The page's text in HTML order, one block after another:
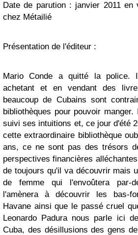
Date de parution : janvier 2011 en
chez Métailié
Présentation de l'éditeur :
Mario Conde a quitté la police.
achetant et en vendant des
beaucoup de Cubains sont
bibliothèques pour pouvoir
suivi ses intuitions et, ce jour d'été
cette extraordinaire bibliothèque
ans, ce ne sont pas des trésors
perspectives financières
de toujours qu'il va découvrir mais
de femme qui l'envoûtera par-
l'amènera à découvrir les bas-
Havane ainsi que le passé cruel
Leonardo Padura nous parle ici
Cuba, des désillusions des gens